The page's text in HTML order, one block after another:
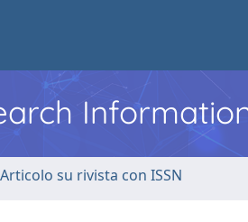
su rivista con ISSN